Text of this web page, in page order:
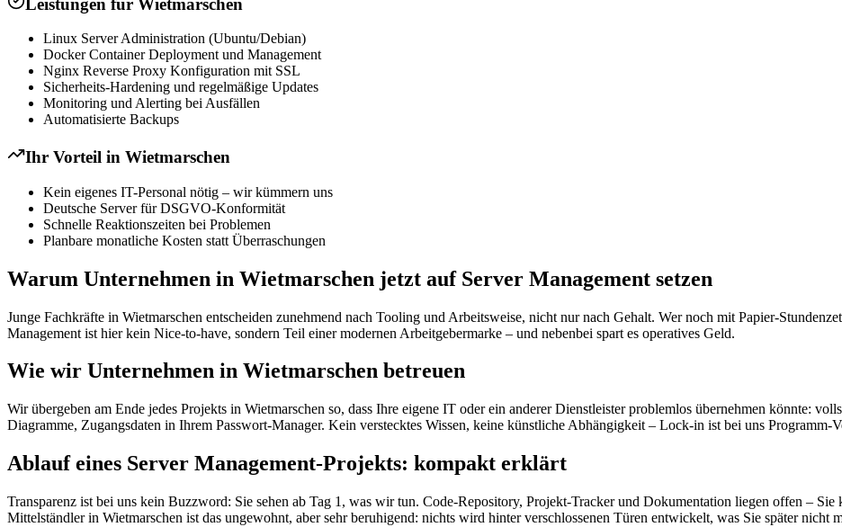
Linux Server Administration (Ubuntu/Debian)
Docker Container Deployment und Management
Nginx Reverse Proxy Konfiguration mit SSL
Sicherheits-Hardening und regelmäßige Updates
Monitoring und Alerting bei Ausfällen
Automatisierte Backups
Ihr Vorteil in Wietmarschen
Kein eigenes IT-Personal nötig – wir kümmern uns
Deutsche Server für DSGVO-Konformität
Schnelle Reaktionszeiten bei Problemen
Planbare monatliche Kosten statt Überraschungen
Warum Unternehmen in Wietmarschen jetzt auf Server Management setzen
Junge Fachkräfte in Wietmarschen entscheiden zunehmend nach Tooling und Arbeitsweise, nicht nur nach Gehalt. Wer noch mit Papier-
Management ist hier kein Nice-to-have, sondern Teil einer modernen Arbeitgebermarke – und nebenbei spart es operatives Geld.
Wie wir Unternehmen in Wietmarschen betreuen
Wir übergeben am Ende jedes Projekts in Wietmarschen so, dass Ihre eigene IT oder ein anderer Dienstleister problemlos übernehmen könnte:
Diagramme, Zugangsdaten in Ihrem Passwort-Manager. Kein verstecktes Wissen, keine künstliche Abhängigkeit – Lock-in ist bei uns Programm-
Ablauf eines Server Management-Projekts: kompakt erklärt
Transparenz ist bei uns kein Buzzword: Sie sehen ab Tag 1, was wir tun. Code-Repository, Projekt-Tracker und Dokumentation liegen offen –
Mittelständler in Wietmarschen ist das ungewohnt, aber sehr beruhigend: nichts wird hinter verschlossenen Türen entwickelt, was Sie später nicht